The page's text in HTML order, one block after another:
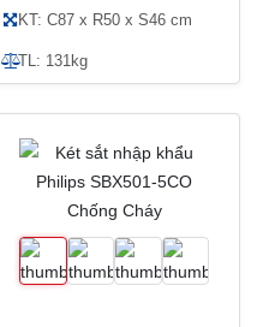
KT: C87 x R50 x S46 cm
TL: 131kg